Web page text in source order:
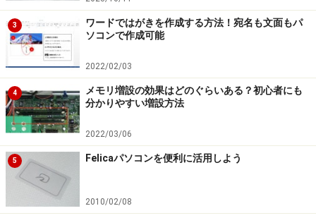
3
ワードではがきを作成する方法！宛名も文面もパ
ソコンで作成可能
2022/02/03
4
メモリ増設の効果はどのぐらいある？初心者にも
分かりやすい増設方法
2022/03/06
5 Felicaパソコンを便利に活用しよう
2010/02/08